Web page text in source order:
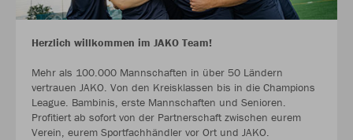
Herzlich willkommen im JAKO Team!
Mehr als 100.000 Mannschaften in über 50 Ländern
vertrauen JAKO. Von den Kreisklassen bis in die Champions
League. Bambinis, erste Mannschaften und Senioren.
Profitiert ab sofort von der Partnerschaft zwischen eurem
Verein, eurem Sportfachhändler vor Ort und JAKO.